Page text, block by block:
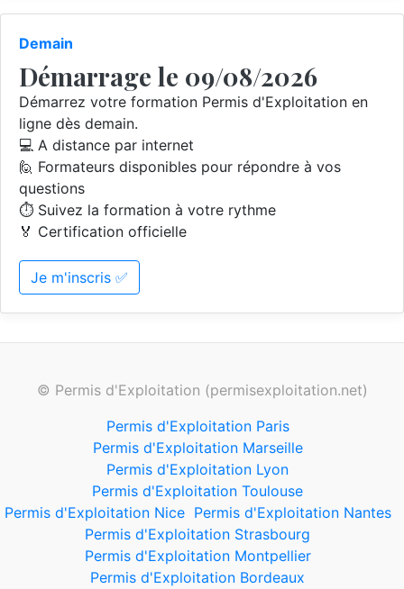
Demain
Démarrage le 09/08/2026
Démarrez votre formation Permis d'Exploitation en
ligne dès demain.
💻 A distance par internet
🙋 Formateurs disponibles pour répondre à vos
questions
⏱️ Suivez la formation à votre rythme
🏅 Certification officielle
Je m'inscris ✅
© Permis d'Exploitation (permisexploitation.net)
Permis d'Exploitation Paris
Permis d'Exploitation Marseille
Permis d'Exploitation Lyon
Permis d'Exploitation Toulouse
Permis d'Exploitation Nice Permis d'Exploitation Nantes
Permis d'Exploitation Strasbourg
Permis d'Exploitation Montpellier
Permis d'Exploitation Bordeaux